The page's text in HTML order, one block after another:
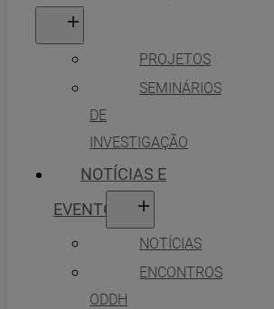
PROJETOS
SEMINÁRIOS
DE
INVESTIGAÇÃO
NOTÍCIAS E
EVENTOS
NOTÍCIAS
ENCONTROS
ODDH